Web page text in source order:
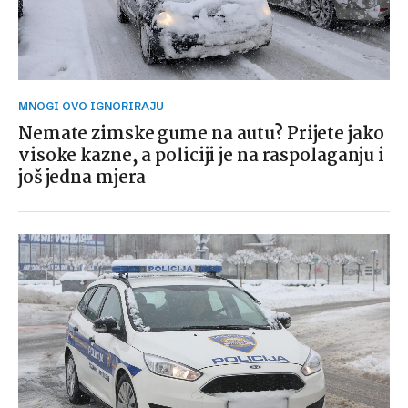
MNOGI OVO IGNORIRAJU
Nemate zimske gume na autu? Prijete jako
visoke kazne, a policiji je na raspolaganju i
još jedna mjera